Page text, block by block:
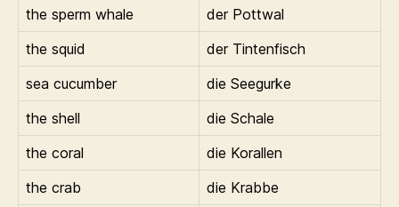
the sperm whale
der Pottwal
the squid
der Tintenfisch
sea cucumber
die Seegurke
the shell
die Schale
the coral
die Korallen
the crab
die Krabbe